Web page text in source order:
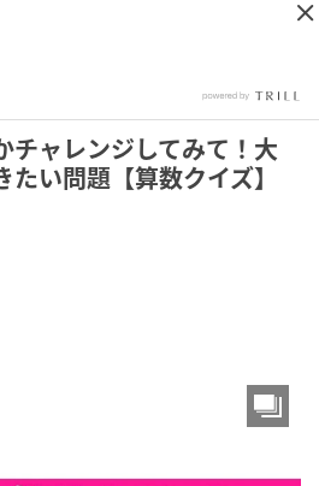
チャレンジしてみて！大
い問題【算数クイズ】